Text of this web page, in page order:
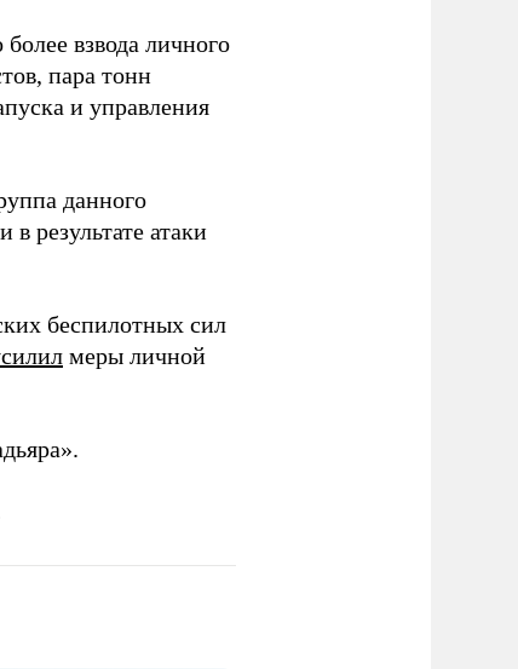
взвода личного
пара тонн
и управления
данного
результате атаки
беспилотных сил
меры личной